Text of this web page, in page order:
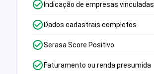
Indicação de empresas vinculadas
Dados cadastrais completos
Serasa Score Positivo
Faturamento ou renda presumida